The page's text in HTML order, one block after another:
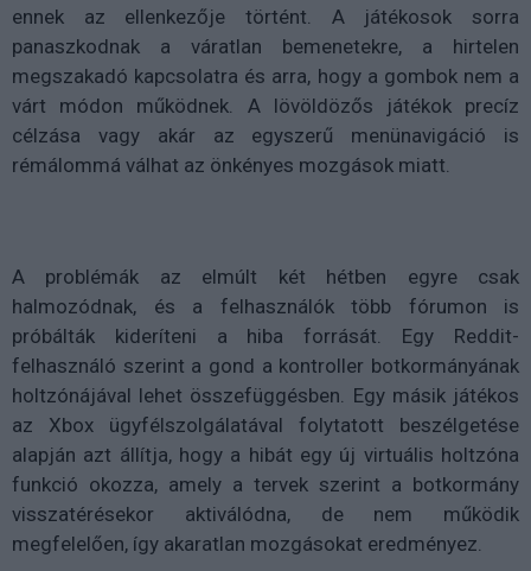
ennek az ellenkezője történt. A játékosok sorra
panaszkodnak a váratlan bemenetekre, a hirtelen
megszakadó kapcsolatra és arra, hogy a gombok nem a
várt módon működnek. A lövöldözős játékok precíz
célzása vagy akár az egyszerű menünavigáció is
rémálommá válhat az önkényes mozgások miatt.
A problémák az elmúlt két hétben egyre csak
halmozódnak, és a felhasználók több fórumon is
próbálták kideríteni a hiba forrását. Egy Reddit-
felhasználó szerint a gond a kontroller botkormányának
holtzónájával lehet összefüggésben. Egy másik játékos
az Xbox ügyfélszolgálatával folytatott beszélgetése
alapján azt állítja, hogy a hibát egy új virtuális holtzóna
funkció okozza, amely a tervek szerint a botkormány
visszatérésekor aktiválódna, de nem működik
megfelelően, így akaratlan mozgásokat eredményez.